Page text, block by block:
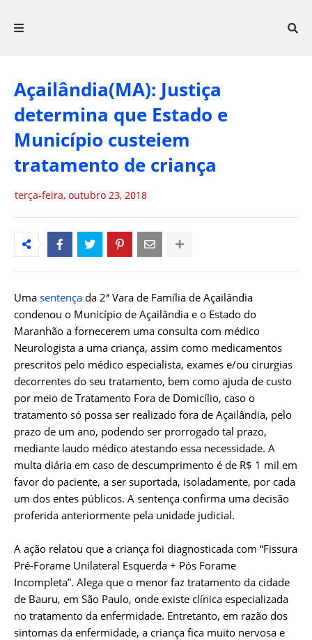
Açailândia(MA): Justiça
determina que Estado e
Município custeiem
tratamento de criança
terça-feira, outubro 23, 2018
Uma sentença da 2ª Vara de Família de Açailândia
condenou o Município de Açailândia e o Estado do
Maranhão a fornecerem uma consulta com médico
Neurologista a uma criança, assim como medicamentos
prescritos pelo médico especialista, exames e/ou cirurgias
decorrentes do seu tratamento, bem como ajuda de custo
por meio de Tratamento Fora de Domicílio, caso o
tratamento só possa ser realizado fora de Açailândia, pelo
prazo de um ano, podendo ser prorrogado tal prazo,
mediante laudo médico atestando essa necessidade. A
multa diária em caso de descumprimento é de R$ 1 mil em
favor do paciente, a ser suportada, isoladamente, por cada
um dos entes públicos. A sentença confirma uma decisão
proferida anteriormente pela unidade judicial.
A ação relatou que a criança foi diagnosticada com “Fissura
Pré-Forame Unilateral Esquerda + Pós Forame
Incompleta”. Alega que o menor faz tratamento da cidade
de Bauru, em São Paulo, onde existe clínica especializada
no tratamento da enfermidade. Entretanto, em razão dos
sintomas da enfermidade, a criança fica muito nervosa e